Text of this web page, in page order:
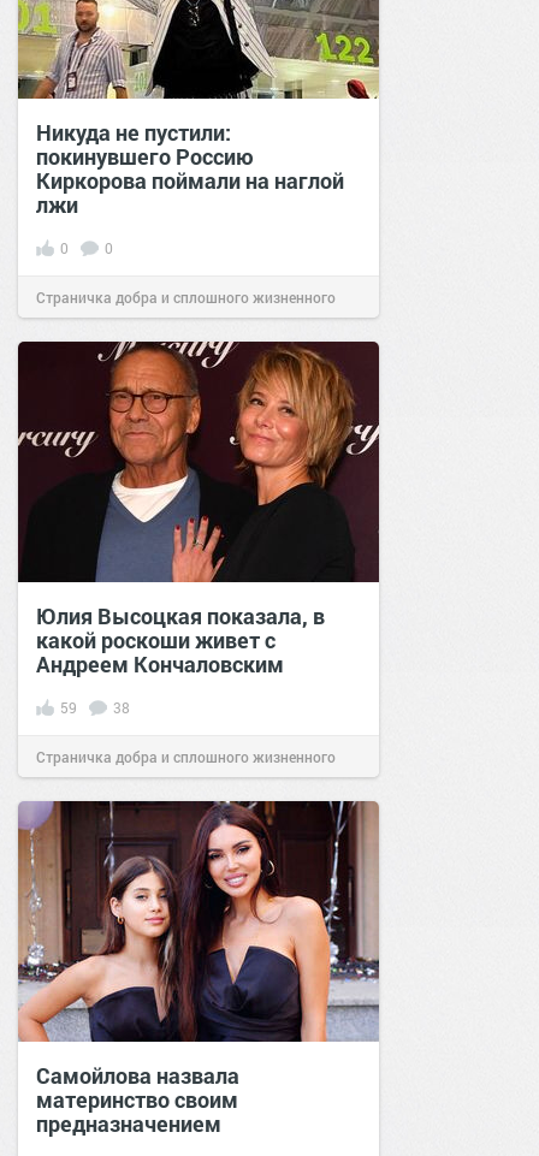
Никуда не пустили:
покинувшего Россию
Киркорова поймали на наглой
лжи
0 0
Страничка добра и сплошного жизненного
позитива!19:1011 май 2022
Юлия Высоцкая показала, в
какой роскоши живет с
Андреем Кончаловским
59 38
Страничка добра и сплошного жизненного
позитива!11:0122 ноя 2020
Самойлова назвала
материнство своим
предназначением